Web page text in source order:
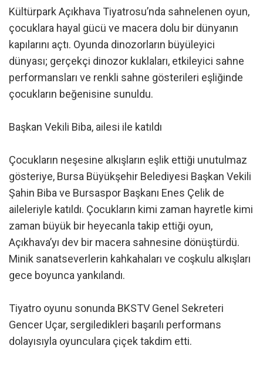
Kültürpark Açıkhava Tiyatrosu’nda sahnelenen oyun,
çocuklara hayal gücü ve macera dolu bir dünyanın
kapılarını açtı. Oyunda dinozorların büyüleyici
dünyası; gerçekçi dinozor kuklaları, etkileyici sahne
performansları ve renkli sahne gösterileri eşliğinde
çocukların beğenisine sunuldu.
Başkan Vekili Biba, ailesi ile katıldı
Çocukların neşesine alkışların eşlik ettiği unutulmaz
gösteriye, Bursa Büyükşehir Belediyesi Başkan Vekili
Şahin Biba ve Bursaspor Başkanı Enes Çelik de
aileleriyle katıldı. Çocukların kimi zaman hayretle kimi
zaman büyük bir heyecanla takip ettiği oyun,
Açıkhava’yı dev bir macera sahnesine dönüştürdü.
Minik sanatseverlerin kahkahaları ve coşkulu alkışları
gece boyunca yankılandı.
Tiyatro oyunu sonunda BKSTV Genel Sekreteri
Gencer Uçar, sergiledikleri başarılı performans
dolayısıyla oyunculara çiçek takdim etti.